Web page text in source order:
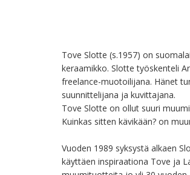
Tove Slotte (s.1957) on
keraamikko. Slotte työskenteli
freelance-muotoilijana. Hänet
suunnittelijana ja kuvittajana.
Tove Slotte on ollut suuri
Kuinkas sitten kävikään? on
Vuoden 1989 syksystä alkaen
käyttäen inspiraationa Tove ja